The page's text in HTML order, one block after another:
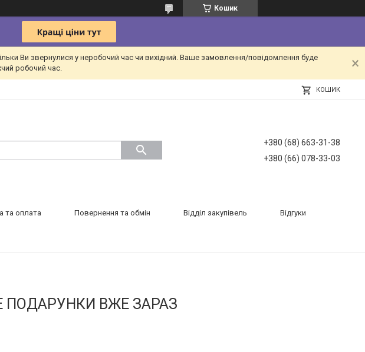
Кошик
Ви звернулися у неробочий час чи вихідний. Ваше замовлення/повідомлення буде
робочий час.
КОШИК
+380 (68) 663-31-38
+380 (66) 078-33-03
та оплата Повернення та обмін Відділ закупівель Відгуки
ПОДАРУНКИ ВЖЕ ЗАРАЗ